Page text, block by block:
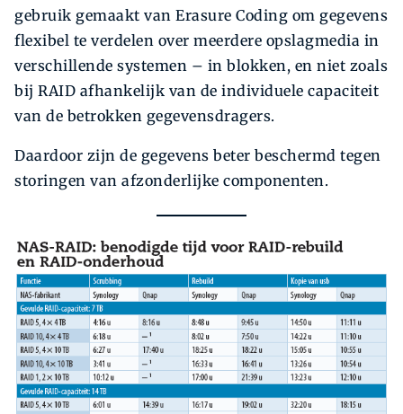
gebruik gemaakt van Erasure Coding om gegevens
flexibel te verdelen over meerdere opslagmedia in
verschillende systemen – in blokken, en niet zoals
bij RAID afhankelijk van de individuele capaciteit
van de betrokken gegevensdragers.
Daardoor zijn de gegevens beter beschermd tegen
storingen van afzonderlijke componenten.